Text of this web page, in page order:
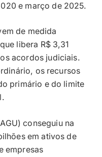
e março de 2025.
de medida
libera R$ 3,31
acordos judiciais.
os recursos
primário e do limite
conseguiu na
em ativos de
empresas